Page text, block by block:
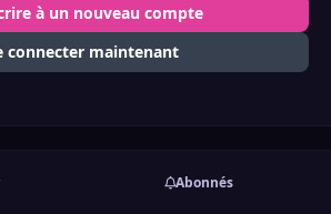
à un nouveau compte
connecter maintenant
Abonnés